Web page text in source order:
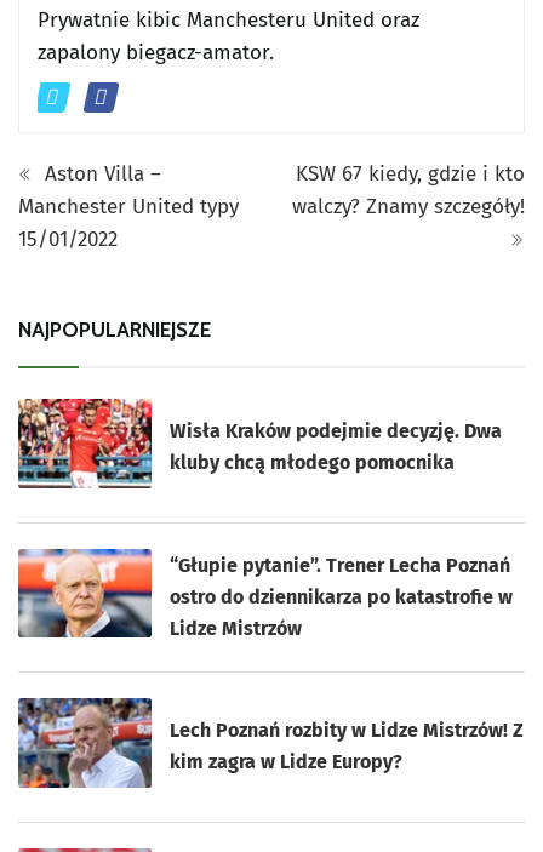
Prywatnie kibic Manchesteru United oraz
zapalony biegacz-amator.
Aston Villa –
Manchester United typy
15/01/2022
KSW 67 kiedy, gdzie i kto
walczy? Znamy szczegóły!
NAJPOPULARNIEJSZE
Wisła Kraków podejmie decyzję. Dwa
kluby chcą młodego pomocnika
“Głupie pytanie”. Trener Lecha Poznań
ostro do dziennikarza po katastrofie w
Lidze Mistrzów
Lech Poznań rozbity w Lidze Mistrzów! Z
kim zagra w Lidze Europy?